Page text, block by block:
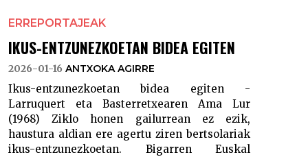
ERREPORTAJEAK
IKUS-ENTZUNEZKOETAN BIDEA EGITEN
2026-01-16 ANTXOKA AGIRRE
Ikus-entzunezkoetan bidea egiten -
Larruquert eta Basterretxearen Ama Lur
(1968) Ziklo honen gailurrean ez ezik,
haustura aldian ere agertu ziren bertsolariak
ikus-entzunezkoetan. Bigarren Euskal